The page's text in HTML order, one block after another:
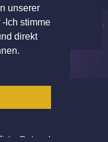
unserer
Ich stimme
direkt
- Date - Love